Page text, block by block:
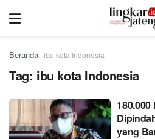
Beranda | ibu kota Indonesia
Tag: ibu kota Indonesia
yang